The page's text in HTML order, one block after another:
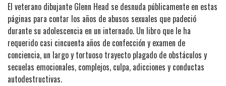
El veterano dibujante Glenn Head se desnuda públicamente en estas
páginas para contar los años de abusos sexuales que padeció
durante su adolescencia en un internado. Un libro que le ha
requerido casi cincuenta años de confección y examen de
conciencia, un largo y tortuoso trayecto plagado de obstáculos y
secuelas emocionales, complejos, culpa, adicciones y conductas
autodestructivas.